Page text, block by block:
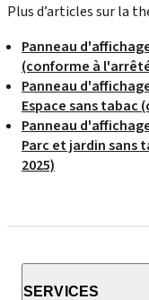
Plus d’articles sur la
Panneau
(conforme à
Panneau
Espace sans tabac
Panneau
Parc et jardin sans
2025)
SERVICES